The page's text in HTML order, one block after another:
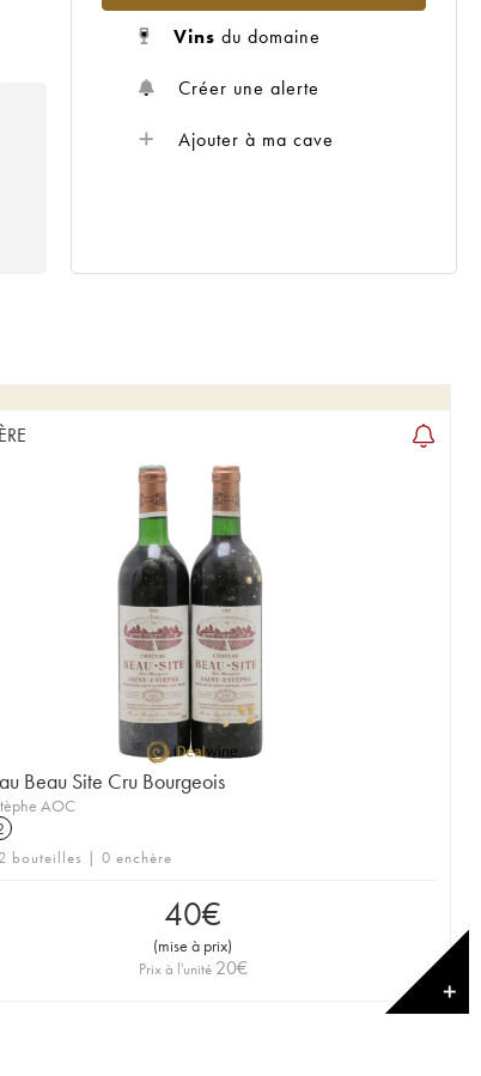
Vins du domaine
Créer une alerte
Ajouter à ma cave
Beau Site Cru Bourgeois
AOC
bouteilles | 0 enchère
40€
(mise à prix)
Prix à l'unité 20€
✕